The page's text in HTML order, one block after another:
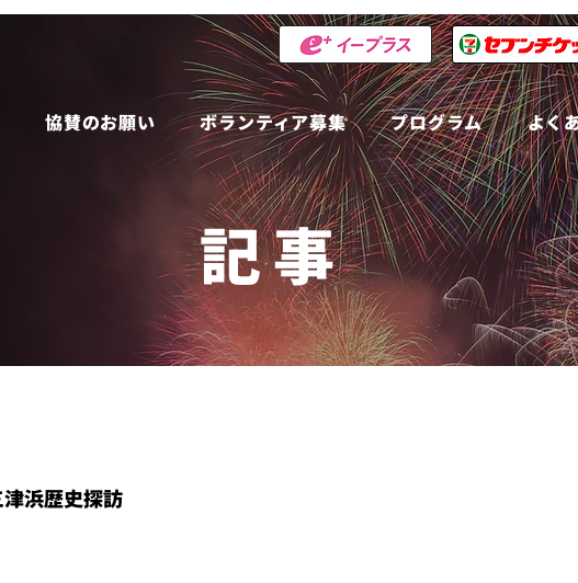
協賛のお願い ボランティア募集 プログラム よく
記事
津浜歴史探訪